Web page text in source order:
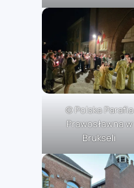
© Polska Parafia
Prawosławna w
Brukseli